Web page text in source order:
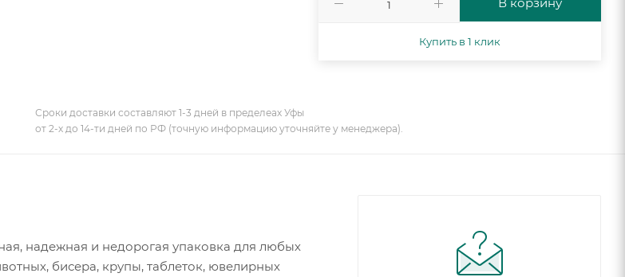
Купить в 1 клик
Сроки доставки составляют 1-3 дней в пределеах Уфы
от 2-х до 14-ти дней по РФ (точную информацию уточняйте у менеджера).
надежная и недорогая упаковка для любых
бисера, крупы, таблеток, ювелирных